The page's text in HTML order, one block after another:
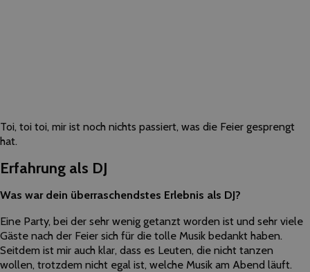
Toi, toi toi, mir ist noch nichts passiert, was die Feier gesprengt
hat.
Erfahrung als DJ
Was war dein überraschendstes Erlebnis als DJ?
Eine Party, bei der sehr wenig getanzt worden ist und sehr viele
Gäste nach der Feier sich für die tolle Musik bedankt haben.
Seitdem ist mir auch klar, dass es Leuten, die nicht tanzen
wollen, trotzdem nicht egal ist, welche Musik am Abend läuft.